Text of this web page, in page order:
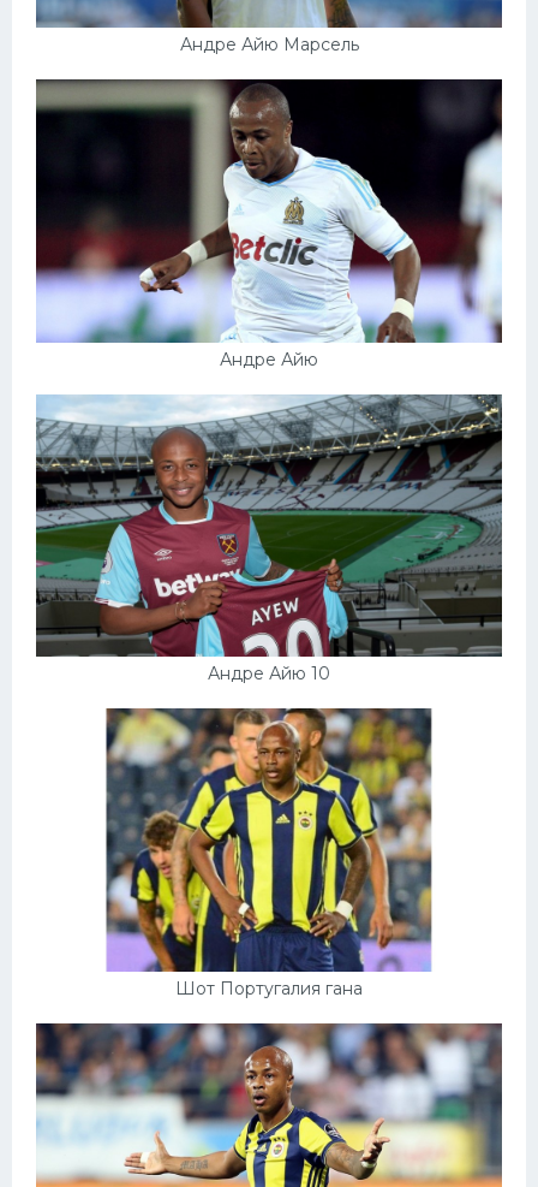
Андре Айю Марсель
Андре Айю
Андре Айю 10
Шот Португалия гана